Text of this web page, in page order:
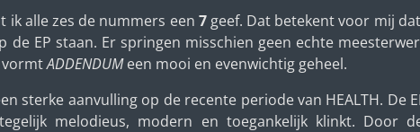
ik alle zes de nummers een 7geef. Dat betekent voor mij
de EP staan. Er springen misschien geen echte
vormtADDENDUMeen mooi en evenwichtig geheel.
sterke aanvulling op de recente periode van HEALTH. De
melodieus, modern en toegankelijk klinkt. Door